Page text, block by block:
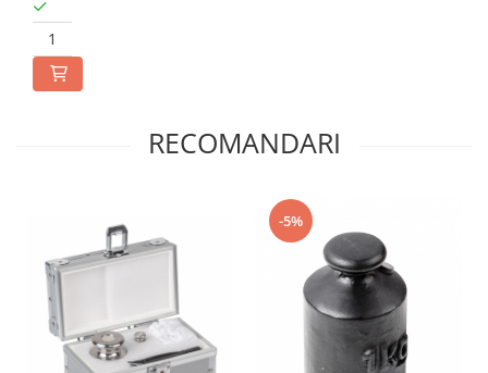
Carlige
Coloane
Convertoare
Declansator de picior
Dispozitive display
Kit pentru determinarea densitatii
Masa de cantarire
Modul de interfatare
Placi etalon
RECOMANDARI
-5%